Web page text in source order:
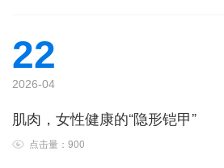
22
2026-04
肌肉，女性健康的“隐形铠甲”
点击量：900